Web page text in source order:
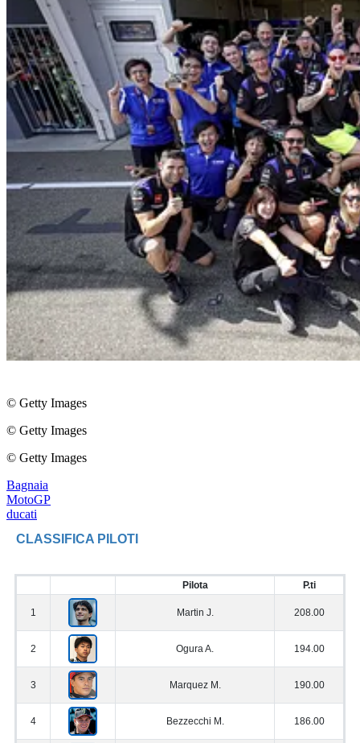
© Getty Images
© Getty Images
© Getty Images
Bagnaia
MotoGP
ducati